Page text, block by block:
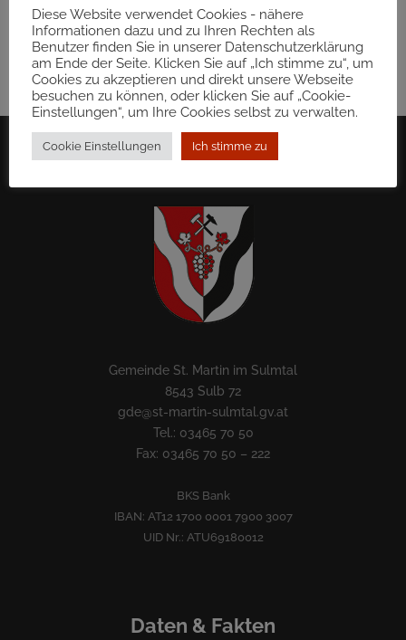
Offenes Tanzen Gasthaus Neuwirt-
Ferrari
Klaus-Dieter Hartl: „ich
vertraue“
Gemeinde St. Martin im Sulmtal
8543 Sulb 72
gde@st-martin-sulmtal.gv.at
Tel.: 03465 70 50
Fax: 03465 70 50 – 222
BKS Bank
IBAN: AT12 1700 0001 7900 3007
UID Nr.: ATU69180012
Daten & Fakten
Diese Website verwendet Cookies - nähere
Informationen dazu und zu Ihren Rechten als
Benutzer finden Sie in unserer Datenschutzerklärung
am Ende der Seite. Klicken Sie auf „Ich stimme zu“, um
Cookies zu akzeptieren und direkt unsere Webseite
besuchen zu können, oder klicken Sie auf „Cookie-
Einstellungen“, um Ihre Cookies selbst zu verwalten.
Cookie Einstellungen Ich stimme zu